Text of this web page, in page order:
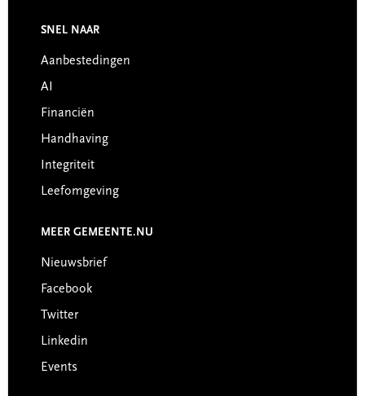
Footer
SNEL NAAR
Aanbestedingen
AI
Financiën
Handhaving
Integriteit
Leefomgeving
MEER GEMEENTE.NU
Nieuwsbrief
Facebook
Twitter
Linkedin
Events